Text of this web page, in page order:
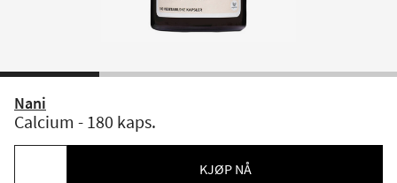
Nani
Calcium - 180 kaps.
KJØP NÅ